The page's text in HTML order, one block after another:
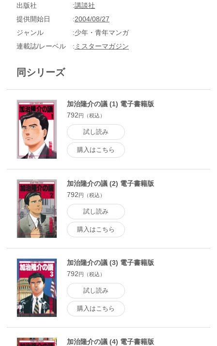
出版社
講談社
提供開始日
2004/08/27
ジャンル
少年・青年マンガ
連載誌/レーベル
ミスターマガジン
同シリーズ
加治隆介の議 (1) 電子書籍版
792円（税込）
試し読み
購入はこちら
加治隆介の議 (2) 電子書籍版
792円（税込）
試し読み
購入はこちら
加治隆介の議 (3) 電子書籍版
792円（税込）
試し読み
購入はこちら
加治隆介の議 (4) 電子書籍版